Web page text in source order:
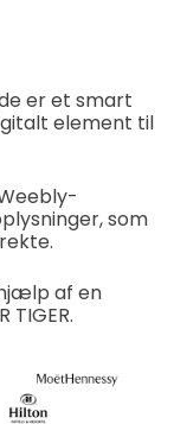
er et smart
element til
som
af en